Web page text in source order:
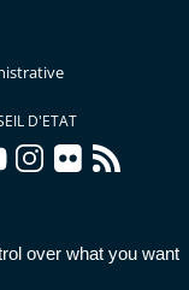
over what you want
D'ETAT
instagram
flickr rss
Données